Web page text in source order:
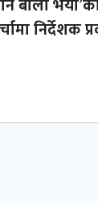
निर्देशक